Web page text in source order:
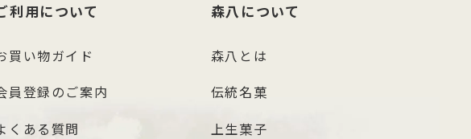
利用について
買い物ガイド
員登録のご案内
くある質問
森八について
森八とは
伝統名菓
上生菓子